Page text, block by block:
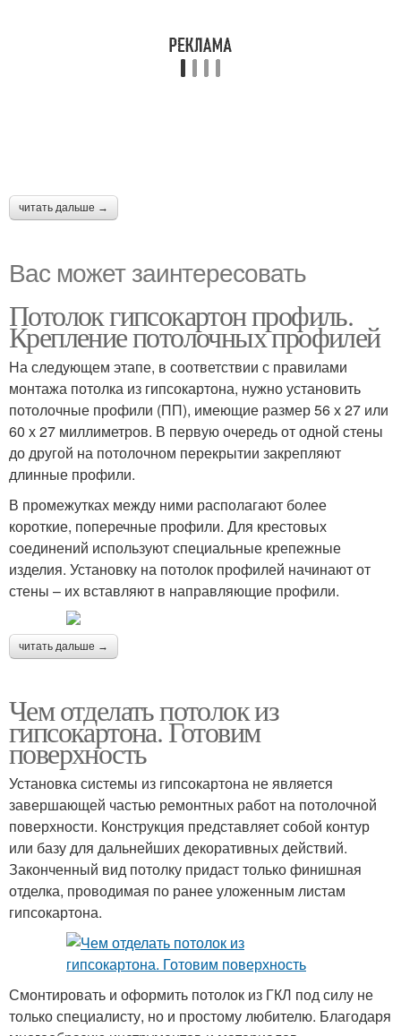
читать дальше →
Вас может заинтересовать
Потолок гипсокартон профиль.
Крепление потолочных профилей
На следующем этапе, в соответствии с правилами
монтажа потолка из гипсокартона, нужно установить
потолочные профили (ПП), имеющие размер 56 х 27 или
60 х 27 миллиметров. В первую очередь от одной стены
до другой на потолочном перекрытии закрепляют
длинные профили.
В промежутках между ними располагают более
короткие, поперечные профили. Для крестовых
соединений используют специальные крепежные
изделия. Установку на потолок профилей начинают от
стены – их вставляют в направляющие профили.
читать дальше →
Чем отделать потолок из
гипсокартона. Готовим
поверхность
Установка системы из гипсокартона не является
завершающей частью ремонтных работ на потолочной
поверхности. Конструкция представляет собой контур
или базу для дальнейших декоративных действий.
Законченный вид потолку придаст только финишная
отделка, проводимая по ранее уложенным листам
гипсокартона.
Смонтировать и оформить потолок из ГКЛ под силу не
только специалисту, но и простому любителю. Благодаря